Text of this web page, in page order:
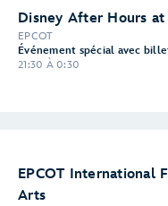
Disney After Hours at
EPCOT
Événement spécial avec
21:30 À 0:30
EPCOT International
Arts